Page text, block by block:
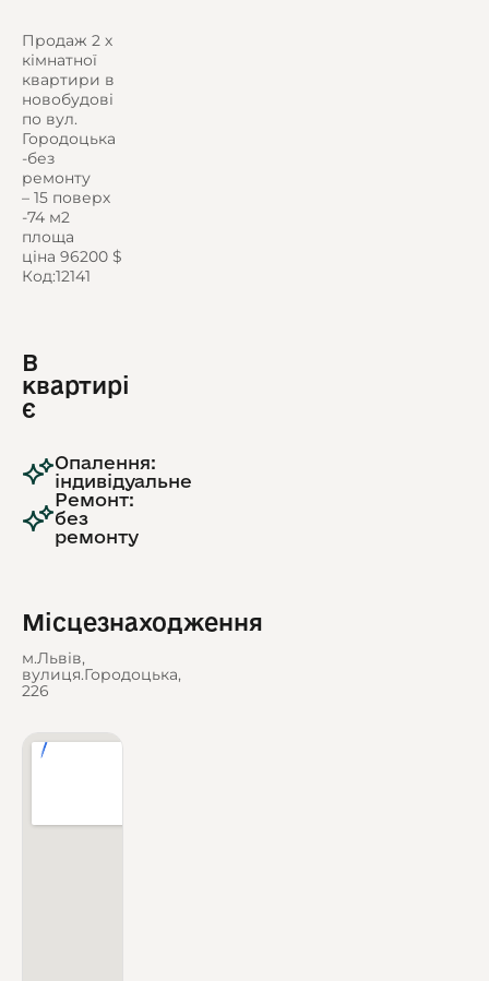
Продаж 2 х
кімнатної
квартири в
новобудові
по вул.
Городоцька
-без
ремонту
– 15 поверх
-74 м2
площа
ціна 96200 $
Код:12141
В
квартирі
є
Опалення:
індивідуальне
Ремонт:
без
ремонту
Місцезнаходження
м.Львів,
вулиця.Городоцька,
226